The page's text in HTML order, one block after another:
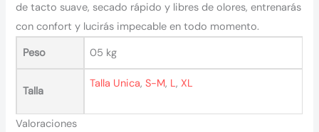
de tacto suave, secado rápido y libres de olores, entrenarás
con confort y lucirás impecable en todo momento.
Peso
05 kg
Talla
Talla Unica, S-M, L, XL
Valoraciones